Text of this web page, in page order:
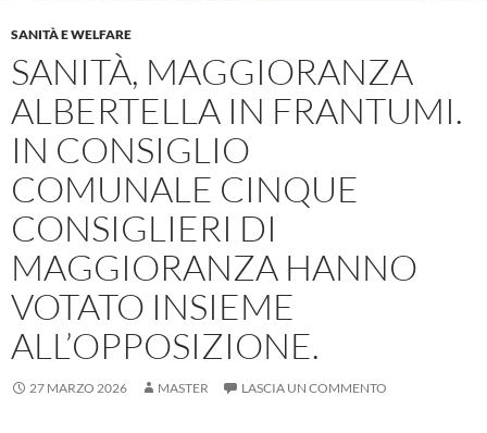
SANITÀ E WELFARE
SANITÀ, MAGGIORANZA
ALBERTELLA IN FRANTUMI.
IN CONSIGLIO
COMUNALE CINQUE
CONSIGLIERI DI
MAGGIORANZA HANNO
VOTATO INSIEME
ALL’OPPOSIZIONE.
27 MARZO 2026 MASTER LASCIA UN COMMENTO